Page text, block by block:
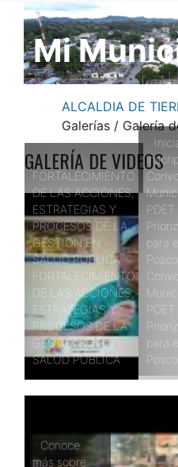
Mi
ALCALDIA DE
Galerías / Galería
GALERÍA DE VIDEOS
FORTALECIMIENTO
DE LAS ACCIONES,
ESTRATEGIAS Y
PROCESOS DE LA
GESTION EN
SALUD PUBLICA
FORTALECIMIENTO
DE LAS ACCIONES,
ESTRATEGIAS Y
PROCESOS DE LA
GESTION EN
SALUD PUBLICA
PDET
para
PDET
para
Conoce
más sobre